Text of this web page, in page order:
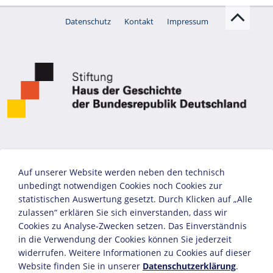
Datenschutz Kontakt Impressum
Auf unserer Website werden neben den technisch
unbedingt notwendigen Cookies noch Cookies zur
statistischen Auswertung gesetzt. Durch Klicken auf „Alle
zulassen“ erklären Sie sich einverstanden, dass wir
Cookies zu Analyse-Zwecken setzen. Das Einverständnis
in die Verwendung der Cookies können Sie jederzeit
widerrufen. Weitere Informationen zu Cookies auf dieser
Website finden Sie in unserer Datenschutzerklärung.